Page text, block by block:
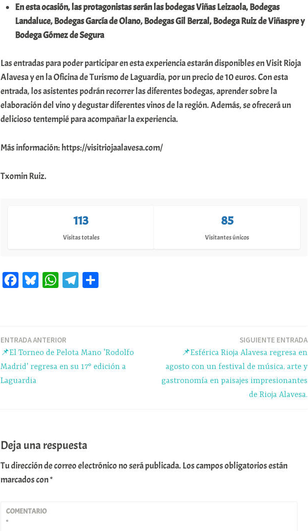
En esta ocasión, las protagonistas serán las bodegas Viñas Leizaola, Bodegas
Landaluce, Bodegas García de Olano, Bodegas Gil Berzal, Bodega Ruiz de Viñaspre y
Bodega Gómez de Segura
Las entradas para poder participar en esta experiencia estarán disponibles en Visit Rioja
Alavesa y en la Oficina de Turismo de Laguardia, por un precio de 10 euros. Con esta
entrada, los asistentes podrán recorrer las diferentes bodegas, aprender sobre la
elaboración del vino y degustar diferentes vinos de la región. Además, se ofrecerá un
delicioso tentempié para acompañar la experiencia.
Más información: https://visitriojaalavesa.com/
Txomin Ruiz.
113
Visitas totales
85
Visitantes únicos
Fa Bl W
pp
Te
rti
r
ENTRADA ANTERIOR
📌El Torneo de Pelota Mano ‘Rodolfo
Madrid’ regresa en su 17° edición a
Laguardia
SIGUIENTE ENTRADA
📌Esférica Rioja Alavesa regresa en
agosto con un festival de música, arte y
gastronomía en paisajes impresionantes
de Rioja Alavesa.
Deja una respuesta
Tu dirección de correo electrónico no será publicada. Los campos obligatorios están
marcados con*
COMENTARIO
*